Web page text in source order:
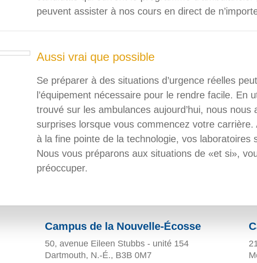
peuvent assister à nos cours en direct de
Aussi vrai que possible
Se préparer à des situations d’urgence réelles
l’équipement nécessaire pour le rendre facile. En
trouvé sur les ambulances aujourd’hui, nous nous
surprises lorsque vous commencez votre
à la fine pointe de la technologie, vos laboratoires
Nous vous préparons aux situations de «et si»,
préoccuper.
Campus de la Nouvelle-Écosse
50, avenue Eileen Stubbs - unité 154
Dartmouth, N.-É., B3B 0M7